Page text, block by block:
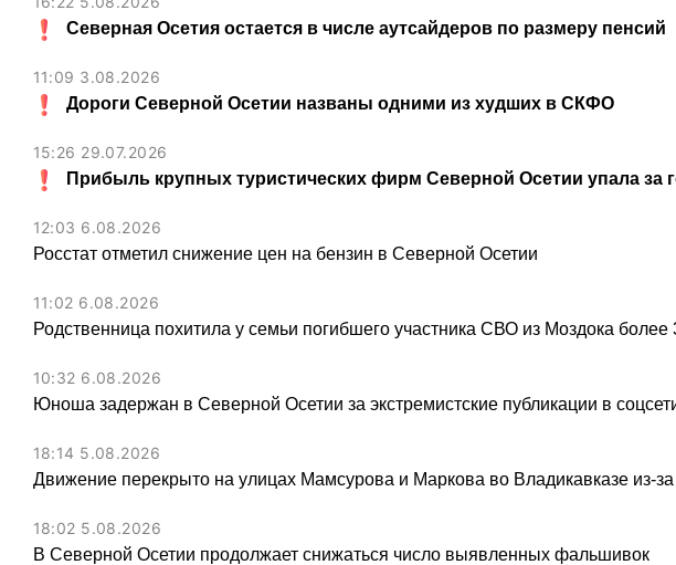
Северная Осетия остается в числе аутсайдеров по размеру пенсий
11:09 3.08.2026
Дороги Северной Осетии названы одними из худших в СКФО
15:26 29.07.2026
Прибыль крупных туристических фирм Северной Осетии упала за
12:03 6.08.2026
Росстат отметил снижение цен на бензин в Северной Осетии
11:02 6.08.2026
Родственница похитила у семьи погибшего участника СВО из Моздока более
10:32 6.08.2026
Юноша задержан в Северной Осетии за экстремистские публикации в
18:14 5.08.2026
Движение перекрыто на улицах Мамсурова и Маркова во Владикавказе из-
18:02 5.08.2026
В Северной Осетии продолжает снижаться число выявленных фальшивок